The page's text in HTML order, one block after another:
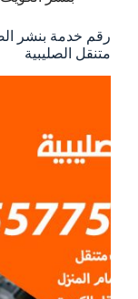
متنقل الصليبية